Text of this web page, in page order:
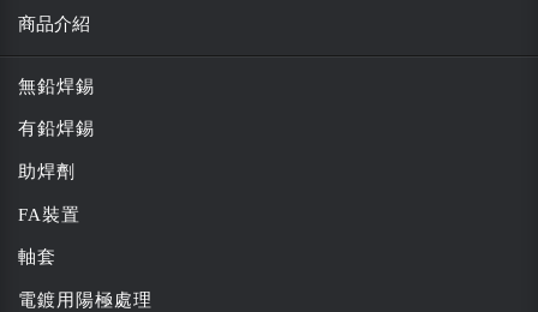
商品介紹
無鉛焊錫
有鉛焊錫
助焊劑
FA裝置
軸套
電鍍用陽極處理